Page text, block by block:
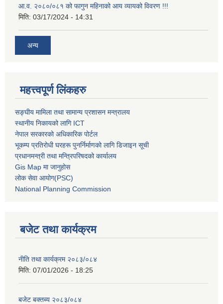
आ.व. २०८०/०८१ को फागुन महिनाको आय व्यायको विवरण !!!
मिति: 03/17/2024 - 14:31
अन्य
महत्त्वपूर्ण लिंकहरु
सङ्घीय मामिला तथा सामान्य प्रशासन मन्त्रालय
स्थानीय निकायको लागि ICT
नेपाल सरकारको अधिकारिक पोर्टल
भूकम्प प्रतिरोधी घरहरू पुनर्निर्माणको लागि डिजाइन सूची
प्रधानमन्त्री तथा मन्त्रिपरिषदको कार्यालय
Gis Map मा जानुहोस
लोक सेवा आयोग(PSC)
National Planning Commission
बजेट तथा कार्यक्रम
नीति तथा कार्यक्रम २०८३/०८४
मिति: 07/01/2026 - 18:25
बजेट बक्तब्य २०८३/०८४